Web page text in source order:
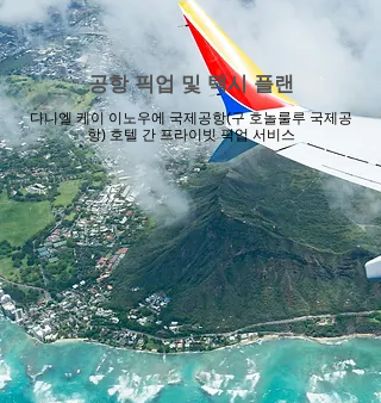
공항 픽업 및 택시 플랜
다니엘 케이 이노우에 국제공항(구 호놀룰루 국제공
항) 호텔 간 프라이빗 픽업 서비스